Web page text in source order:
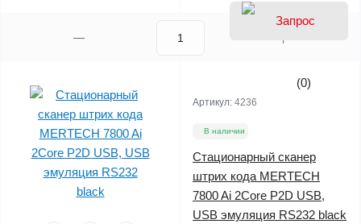
(0)
Артикул: 4236
В наличии
Стационарный сканер
штрих кода MERTECH
7800 Ai 2Core P2D USB,
USB эмуляция RS232 black